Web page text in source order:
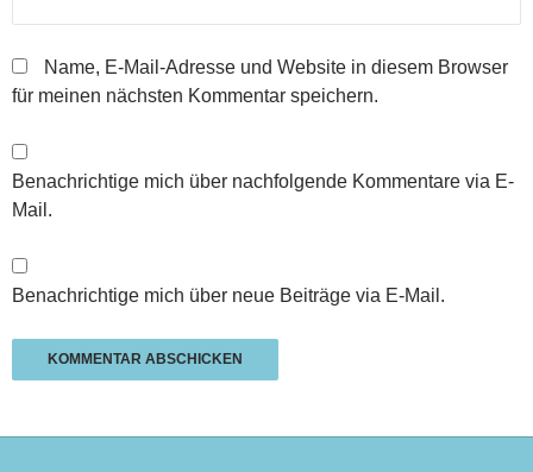
Name, E-Mail-Adresse und Website in diesem Browser
für meinen nächsten Kommentar speichern.
Benachrichtige mich über nachfolgende Kommentare via E-
Mail.
Benachrichtige mich über neue Beiträge via E-Mail.